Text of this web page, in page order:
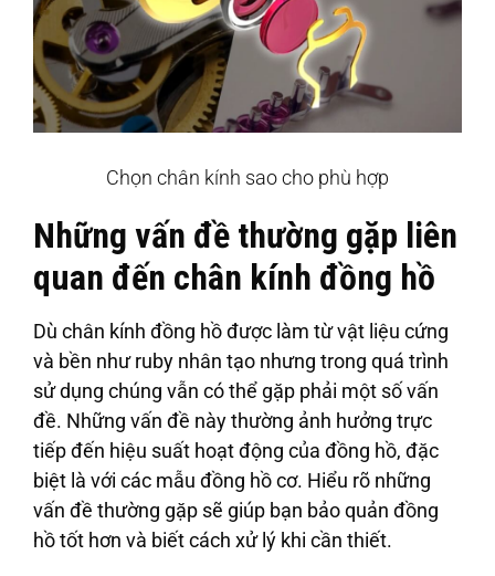
Chọn chân kính sao cho phù hợp
Những vấn đề thường gặp liên
quan đến chân kính đồng hồ
Dù chân kính đồng hồ được làm từ vật liệu cứng
và bền như ruby nhân tạo nhưng trong quá trình
sử dụng chúng vẫn có thể gặp phải một số vấn
đề. Những vấn đề này thường ảnh hưởng trực
tiếp đến hiệu suất hoạt động của đồng hồ, đặc
biệt là với các mẫu đồng hồ cơ. Hiểu rõ những
vấn đề thường gặp sẽ giúp bạn bảo quản đồng
hồ tốt hơn và biết cách xử lý khi cần thiết.